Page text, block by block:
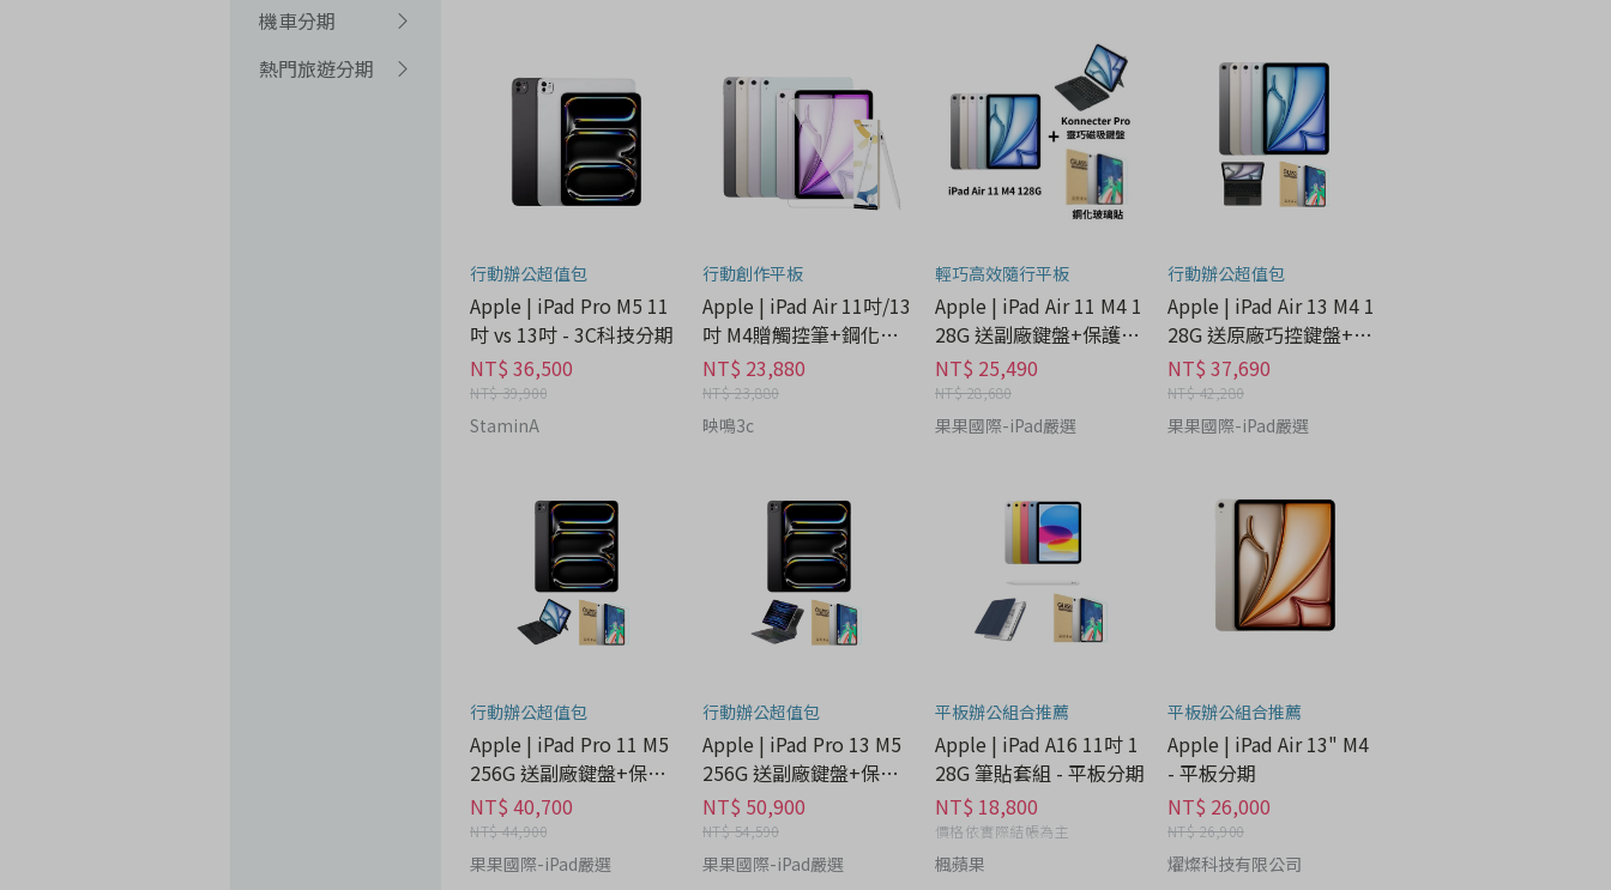
機車分期
熱門旅遊分期
行動辦公超值包
Apple | iPad Pro M5 11
吋 vs 13吋 - 3C科技分期
NT$ 36,500
NT$ 39,900
StaminA
行動創作平板
Apple | iPad Air 11吋/13
吋 M4贈觸控筆+鋼化保
貼 - 3C科技分期
NT$ 23,880
NT$ 23,880
映鳴3c
輕巧高效隨行平板
Apple | iPad Air 11 M4 1
28G 送副廠鍵盤+保護貼
- 3C科技分期
NT$ 25,490
NT$ 28,680
果果國際-iPad嚴選
行動辦公超值包
Apple | iPad Air 13 M4 1
28G 送原廠巧控鍵盤+保
護貼 - 3C科技分期
NT$ 37,690
NT$ 42,280
果果國際-iPad嚴選
行動辦公超值包
Apple | iPad Pro 11 M5
256G 送副廠鍵盤+保護
貼 - 3C科技分期
NT$ 40,700
NT$ 44,900
果果國際-iPad嚴選
行動辦公超值包
Apple | iPad Pro 13 M5
256G 送副廠鍵盤+保護
貼 - 3C科技分期
NT$ 50,900
NT$ 54,590
果果國際-iPad嚴選
平板辦公組合推薦
Apple | iPad A16 11吋 1
28G 筆貼套組 - 平板分期
NT$ 18,800
價格依實際結帳為主
楓蘋果
平板辦公組合推薦
Apple | iPad Air 13" M4
- 平板分期
NT$ 26,000
NT$ 26,900
燿燦科技有限公司